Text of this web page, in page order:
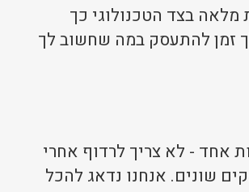
בצד הטכנולוגי כך
זמן להתעסק במה שחשוב לך
אחד - לא צריך לרדוף אחרי
שונים. אנחנו נדאג להכל